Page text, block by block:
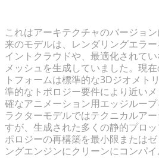
これはアーキテクチャのバージョ
来のモデルは、レンダリングエラ
イントクラウドや、最適化されて
メッシュを生成していました。現
トフォームは標準的な3Dジオメト
準的なトポロジー要件により近い
確なアニメーション用エッジルー
ラクターモデルではテクニカルア
すが、生成された多くの静的プロ
ポロジーの再構築を最小限または
ングエンジンにクリーンにコンパイ